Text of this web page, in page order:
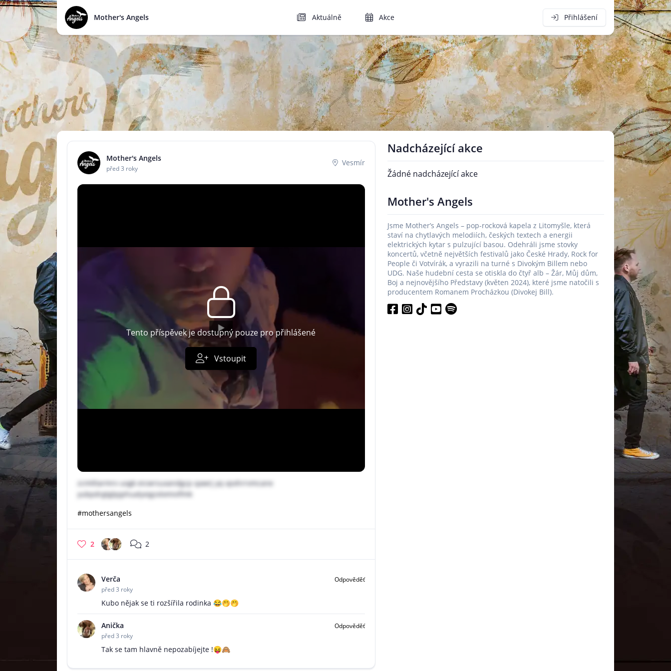
Mother's Angels Aktuálně Akce Přihlášení
Mother's Angels
před 3 roky
Vesmír
Tento příspěvek je dostupný pouze pro přihlášené
Vstoupit
zcmtltarmrv uogk eicwrsuxandgcp qawrj yq vpxhrrvmcane
yubpdrgtglpjphualyxigzxlxmivlfmk
#mothersangels
2 2
Verča
Odpověděť
před 3 roky
Kubo nějak se ti rozšířila rodinka 😂🤭🤭
Anička
Odpověděť
před 3 roky
Tak se tam hlavně nepozabíjejte !😝🙈
Nadcházející akce
Žádné nadcházející akce
Mother's Angels
Jsme Mother’s Angels – pop-rocková kapela z Litomyšle, která
staví na chytlavých melodiích, českých textech a energii
elektrických kytar s pulzující basou. Odehráli jsme stovky
koncertů, včetně největších festivalů jako České Hrady, Rock for
People či Votvírák, a vyrazili na turné s Divokým Billem nebo
UDG. Naše hudební cesta se otiskla do čtyř alb – Žár, Můj dům,
Boj a nejnovějšího Představy (květen 2024), které jsme natočili s
producentem Romanem Procházkou (Divokej Bill).